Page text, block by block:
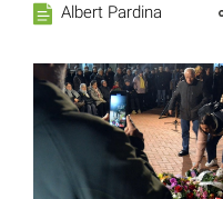
Albert Pardina